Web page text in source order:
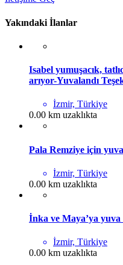
Yakındaki İlanlar
Isabel yumuşacık,
arıyor-Yuvalandı
İzmir, Türkiye
0.00 km uzaklıkta
Pala Remziye için
İzmir, Türkiye
0.00 km uzaklıkta
İnka ve Maya’ya yuva
İzmir, Türkiye
0.00 km uzaklıkta